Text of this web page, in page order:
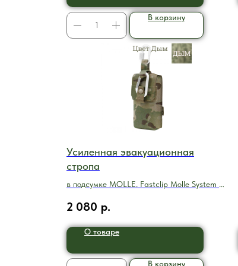
В корзину
Усиленная эвакуационная
стропа
в подсумке MOLLE. Fastclip Molle System -
2 080 р.
О товаре
В корзину